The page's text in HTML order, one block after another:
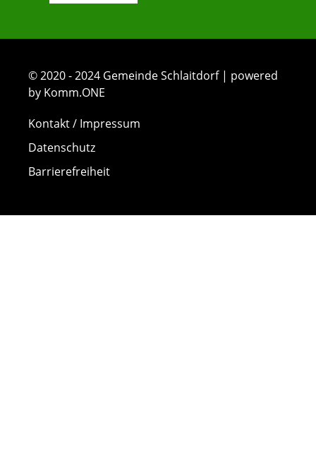
© 2020 - 2024 Gemeinde Schlaitdorf | powered
by Komm.ONE
Kontakt / Impressum
Datenschutz
Barrierefreiheit